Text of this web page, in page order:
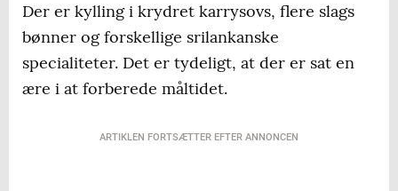
Der er kylling i krydret karrysovs, flere slags
bønner og forskellige srilankanske
specialiteter. Det er tydeligt, at der er sat en
ære i at forberede måltidet.
ARTIKLEN FORTSÆTTER EFTER ANNONCEN